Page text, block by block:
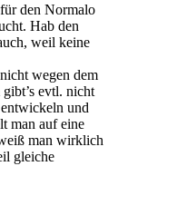
den Normalo
Hab den
weil keine
wegen dem
evtl. nicht
und
man auf eine
man wirklich
gleiche